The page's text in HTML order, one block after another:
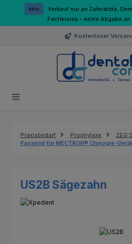
Zum Hauptinhalt springen
Info
Verkauf nur an Zahnärzte,
Fachkreise – keine Abgabe
Kostenloser
Praxisbedarf Prophylaxe
ZEG
Passend für MECTRON® Chirurgie-
US2B Sägezahn
Bildergalerie überspringen